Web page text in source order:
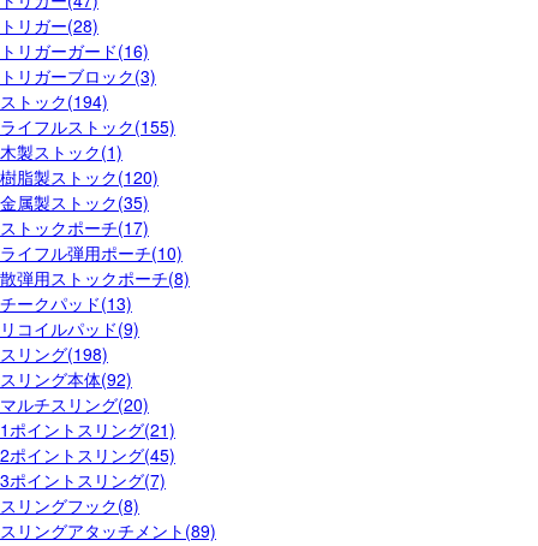
トリガー(28)
トリガーガード(16)
トリガーブロック(3)
ストック(194)
ライフルストック(155)
木製ストック(1)
樹脂製ストック(120)
金属製ストック(35)
ストックポーチ(17)
ライフル弾用ポーチ(10)
散弾用ストックポーチ(8)
チークパッド(13)
リコイルパッド(9)
スリング(198)
スリング本体(92)
マルチスリング(20)
1ポイントスリング(21)
2ポイントスリング(45)
3ポイントスリング(7)
スリングフック(8)
スリングアタッチメント(89)